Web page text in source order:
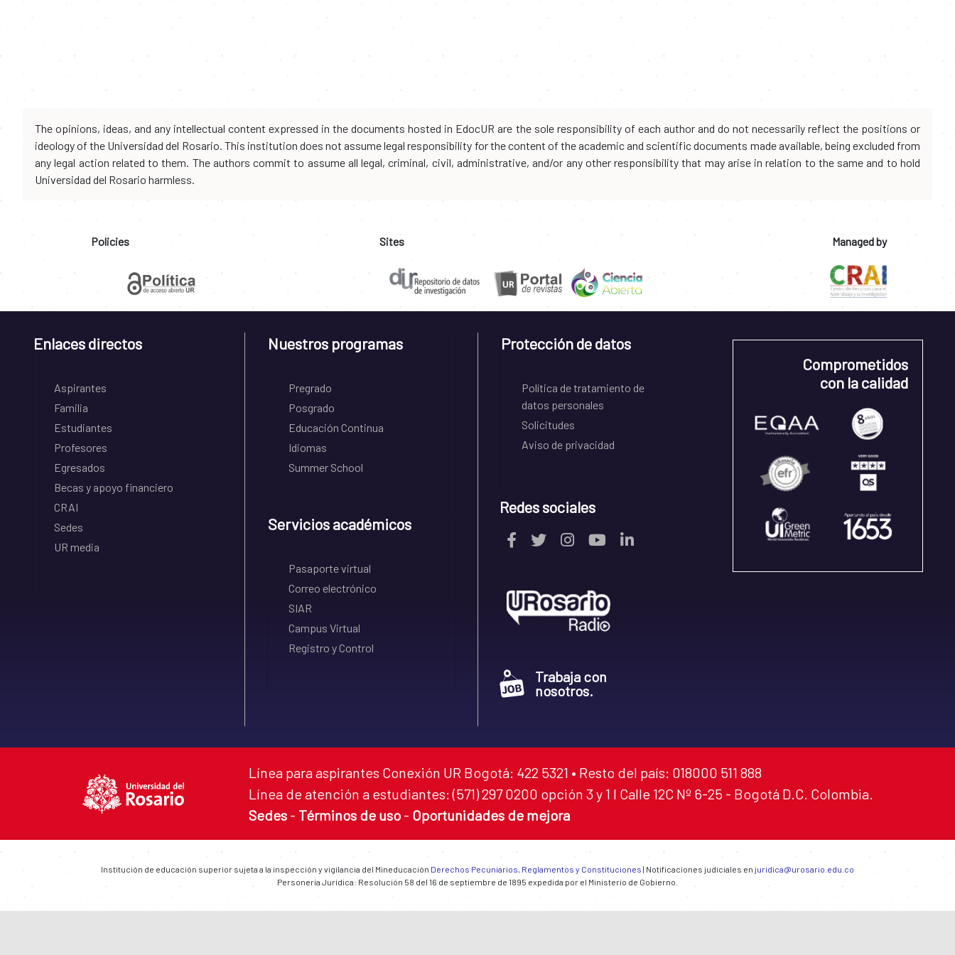
The opinions, ideas, and any intellectual content expressed in the documents hosted in EdocUR are the sole responsibility of each author and do not necessarily reflect the positions or
ideology of the Universidad del Rosario. This institution does not assume legal responsibility for the content of the academic and scientific documents made available, being excluded from
any legal action related to them. The authors commit to assume all legal, criminal, civil, administrative, and/or any other responsibility that may arise in relation to the same and to hold
Universidad del Rosario harmless.
Policies Sites Managed by
Enlaces directos
Aspirantes
Familia
Estudiantes
Profesores
Egresados
Becas y apoyo financiero
CRAI
Sedes
UR media
Nuestros programas
Pregrado
Posgrado
Educación Continua
Idiomas
Summer School
Servicios académicos
Pasaporte virtual
Correo electrónico
SIAR
Campus Virtual
Registro y Control
Protección de datos
Política de tratamiento de
datos personales
Solicitudes
Aviso de privacidad
Redes sociales
Trabaja con
nosotros.
Comprometidos
con la calidad
Línea para aspirantes Conexión UR Bogotá: 422 5321 • Resto del país: 018000 511 888
Línea de atención a estudiantes: (571) 297 0200 opción 3 y 1 I Calle 12C Nº 6-25 - Bogotá D.C. Colombia.
Sedes - Términos de uso - Oportunidades de mejora
Institución de educación superior sujeta a la inspección y vigilancia del Mineducación Derechos Pecuniarios, Reglamentos y Constituciones | Notificaciones judiciales en juridica@urosario.edu.co
Personería Jurídica: Resolución 58 del 16 de septiembre de 1895 expedida por el Ministerio de Gobierno.